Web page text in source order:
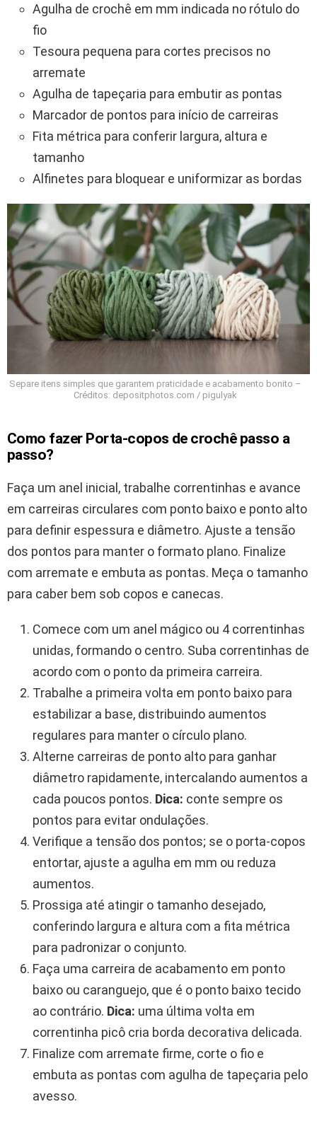
Agulha de crochê em mm indicada no rótulo do
fio
Tesoura pequena para cortes precisos no
arremate
Agulha de tapeçaria para embutir as pontas
Marcador de pontos para início de carreiras
Fita métrica para conferir largura, altura e
tamanho
Alfinetes para bloquear e uniformizar as bordas
Separe itens simples que garantem praticidade e acabamento bonito –
Créditos: depositphotos.com / pigulyak
Como fazer Porta-copos de crochê passo a
passo?
Faça um anel inicial, trabalhe correntinhas e avance
em carreiras circulares com ponto baixo e ponto alto
para definir espessura e diâmetro. Ajuste a tensão
dos pontos para manter o formato plano. Finalize
com arremate e embuta as pontas. Meça o tamanho
para caber bem sob copos e canecas.
Comece com um anel mágico ou 4 correntinhas
unidas, formando o centro. Suba correntinhas de
acordo com o ponto da primeira carreira.
Trabalhe a primeira volta em ponto baixo para
estabilizar a base, distribuindo aumentos
regulares para manter o círculo plano.
Alterne carreiras de ponto alto para ganhar
diâmetro rapidamente, intercalando aumentos a
cada poucos pontos. Dica: conte sempre os
pontos para evitar ondulações.
Verifique a tensão dos pontos; se o porta-copos
entortar, ajuste a agulha em mm ou reduza
aumentos.
Prossiga até atingir o tamanho desejado,
conferindo largura e altura com a fita métrica
para padronizar o conjunto.
Faça uma carreira de acabamento em ponto
baixo ou caranguejo, que é o ponto baixo tecido
ao contrário. Dica: uma última volta em
correntinha picô cria borda decorativa delicada.
Finalize com arremate firme, corte o fio e
embuta as pontas com agulha de tapeçaria pelo
avesso.